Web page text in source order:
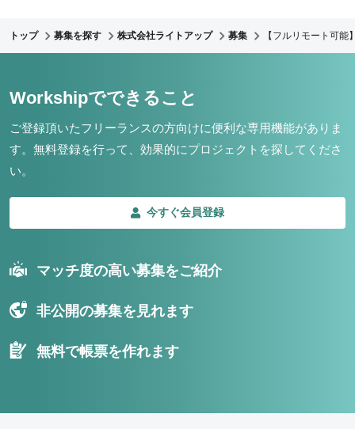
トップ 募集を探す 株式会社ライトアップ 募集 【フルリモート可
Workshipでできること
ご登録頂いたフリーランスの方向けに便利な専用機能がありま
す。 無料登録を行って、効果的にプロジェクトを探してくださ
い。
今すぐ会員登録
マッチ度の高い募集をご紹介
非公開の募集を見れます
無料で帳票を作れます